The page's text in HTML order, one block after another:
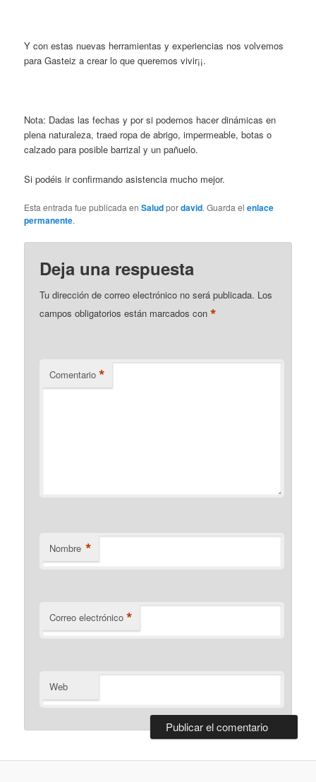
Y con estas nuevas herramientas y experiencias nos volvemos
para Gasteiz a crear lo que queremos vivir¡¡.
Nota: Dadas las fechas y por si podemos hacer dinámicas en
plena naturaleza, traed ropa de abrigo, impermeable, botas o
calzado para posible barrizal y un pañuelo.
Si podéis ir confirmando asistencia mucho mejor.
Esta entrada fue publicada enSaludpordavid. Guarda elenlace
permanente.
Deja una respuesta
Tu dirección de correo electrónico no será publicada. Los
campos obligatorios están marcados con*
Comentario *
Nombre *
Correo electrónico *
Web